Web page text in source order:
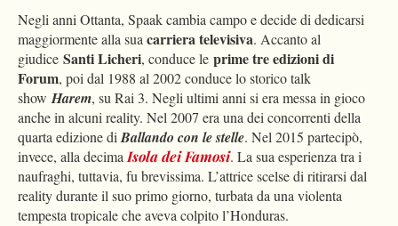
Negli anni Ottanta, Spaak cambia campo e decide di dedicarsi
maggiormente alla suacarriera televisiva. Accanto al
giudice Santi Licheri, conduce le prime tre edizioni di
Forum, poi dal 1988 al 2002 conduce lo storico talk
showHarem, su Rai 3. Negli ultimi anni si era messa in gioco
anche in alcuni reality. Nel 2007 era una dei concorrenti della
quarta edizione diBallando con le stelle. Nel 2015 partecipò,
invece, alla decimaIsola dei Famosi. La sua esperienza tra i
naufraghi, tuttavia, fu brevissima. L’attrice scelse di ritirarsi dal
reality durante il suo primo giorno, turbata da una violenta
tempesta tropicale che aveva colpito l’Honduras.